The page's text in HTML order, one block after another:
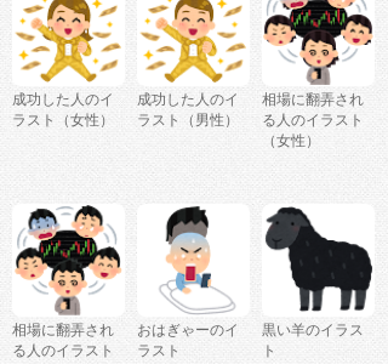
成功した人のイ
ラスト（女性）
成功した人のイ
ラスト（男性）
相場に翻弄され
る人のイラスト
（女性）
相場に翻弄され
る人のイラスト
おはぎゃーのイ
ラスト
黒い羊のイラス
ト